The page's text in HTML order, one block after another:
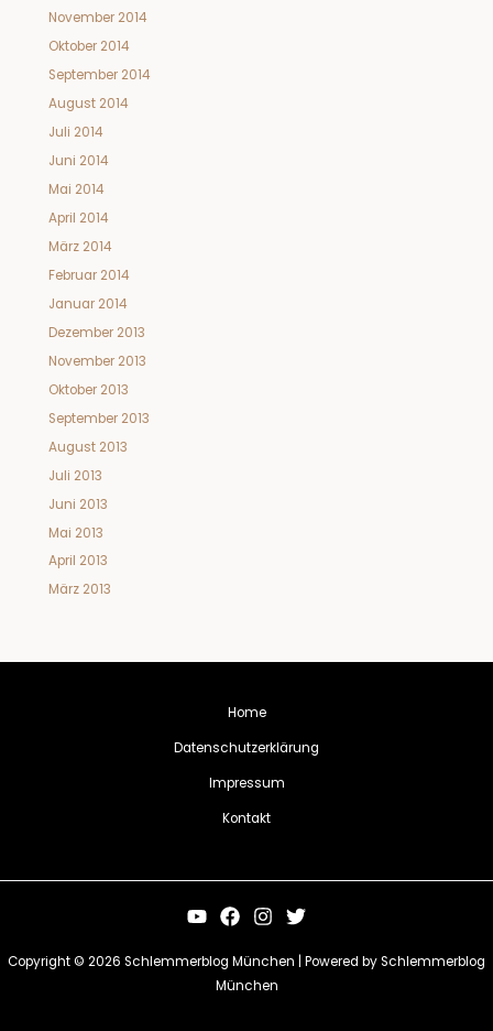
November 2014
Oktober 2014
September 2014
August 2014
Juli 2014
Juni 2014
Mai 2014
April 2014
März 2014
Februar 2014
Januar 2014
Dezember 2013
November 2013
Oktober 2013
September 2013
August 2013
Juli 2013
Juni 2013
Mai 2013
April 2013
März 2013
Home
Datenschutzerklärung
Impressum
Kontakt
Copyright © 2026 Schlemmerblog München | Powered by Schlemmerblog
München